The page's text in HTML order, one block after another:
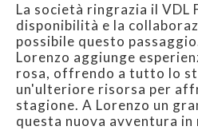
La società ringrazia il VDL
disponibilità e la
possibile questo
Lorenzo aggiunge
rosa, offrendo a tutto lo
un'ulteriore risorsa per
stagione. A Lorenzo un
questa nuova avventura